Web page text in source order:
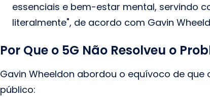
essenciais e bem-estar mental, servindo
literalmente", de acordo com Gavin
Por Que o 5G Não Resolveu o
Gavin Wheeldon abordou o equívoco de que
público: